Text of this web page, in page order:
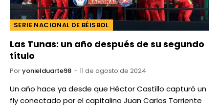
SERIE NACIONAL DE BÉISBOL
Las Tunas: un año después de su segundo
título
Poryonielduarte98 11 de agosto de 2024
Un año hace ya desde que Héctor Castillo capturó un
fly conectado por el capitalino Juan Carlos Torriente